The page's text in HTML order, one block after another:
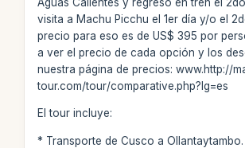
visita a Machu Picchu el 1er día y/o el
precio para eso es de US$ 395 por
a ver el precio de cada opción y los
nuestra página de precios: www.http://
tour.com/tour/comparative.php?lg=es
El tour incluye:
* Transporte de Cusco a